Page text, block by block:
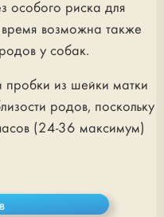
особого риска для
возможна также
у собак.
пробки из шейки матки
родов, поскольку
(24-36 максимум)